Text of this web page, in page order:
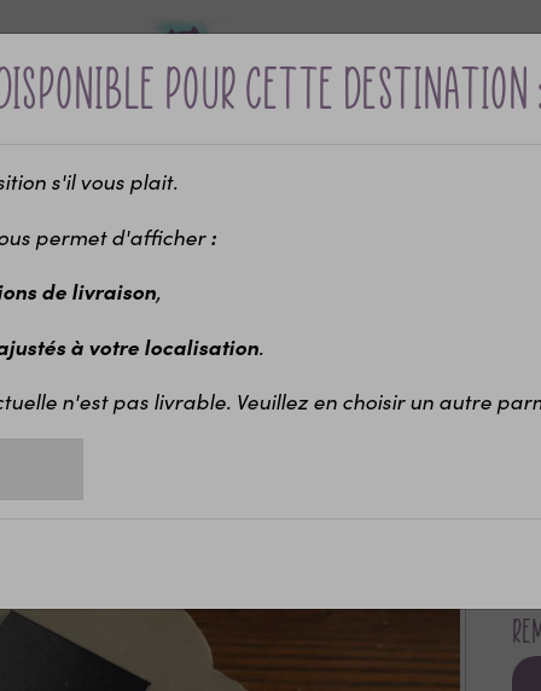
?
Bébé &
naissance
-10% sur votre première commande avec le code bienvenue
pour cette destination
s'il vous plait.
permet d'afficher:
de livraison,
à votre localisation.
n'est pas livrable. Veuillez en choisir un autre
Save the Date Magnets remerciements / souvenir en bois personnalisés